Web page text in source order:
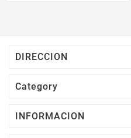
DIRECCION
Category
INFORMACION